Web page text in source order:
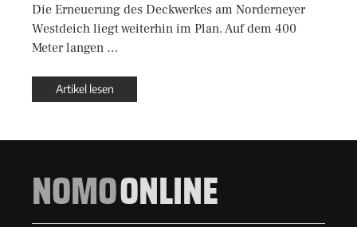
Die Erneuerung des Deckwerkes am Norderneyer
Westdeich liegt weiterhin im Plan. Auf dem 400
Meter langen …
Artikel lesen
NOMOONLINE